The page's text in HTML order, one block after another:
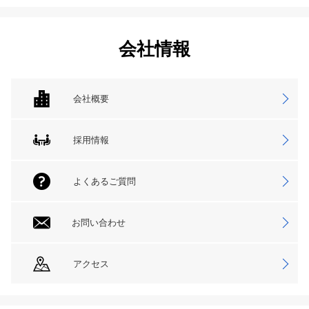
会社情報
会社概要
採用情報
よくあるご質問
お問い合わせ
アクセス